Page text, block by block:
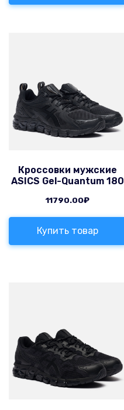
Кроссовки мужские
ASICS Gel-Quantum 180
11790.00₽
Купить товар